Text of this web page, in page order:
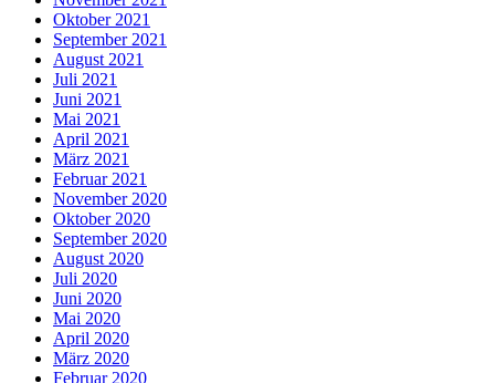
Oktober 2021
September 2021
August 2021
Juli 2021
Juni 2021
Mai 2021
April 2021
März 2021
Februar 2021
November 2020
Oktober 2020
September 2020
August 2020
Juli 2020
Juni 2020
Mai 2020
April 2020
März 2020
Februar 2020